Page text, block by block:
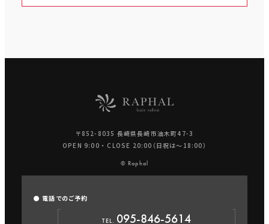
〒852-8035 長崎県長崎市油木町47-3
OPEN 9:00 ・ CLOSE 20:00（日祝は〜18:00）
© Raphal
● 電話でのご予約
TEL. 095-846-5614